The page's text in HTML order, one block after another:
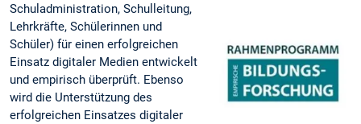
Schuladministration, Schulleitung,
Lehrkräfte, Schülerinnen und
Schüler) für einen erfolgreichen
Einsatz digitaler Medien entwickelt
und empirisch überprüft. Ebenso
wird die Unterstützung des
erfolgreichen Einsatzes digitaler